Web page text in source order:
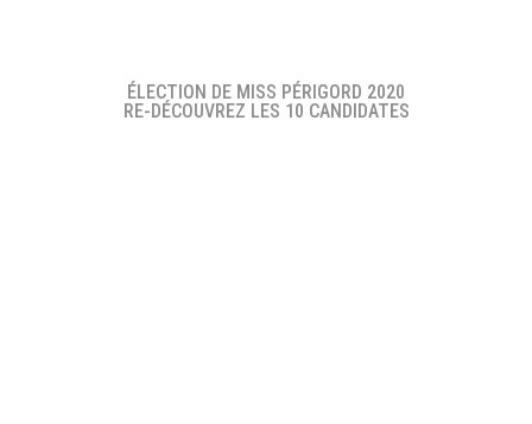
ÉLECTION DE MISS PÉRIGORD 2020
RE-DÉCOUVREZ LES 10 CANDIDATES